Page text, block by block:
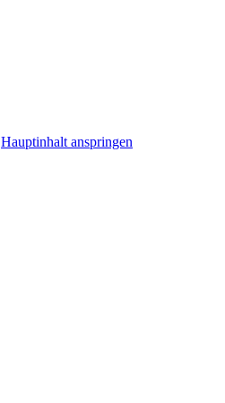
Hauptinhalt anspringen